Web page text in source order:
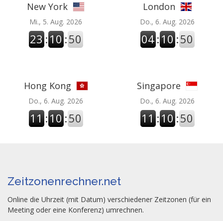
New York
Mi., 5. Aug. 2026
23 :10 :50
London
Do., 6. Aug. 2026
04 :10 :50
Hong Kong
Do., 6. Aug. 2026
11 :10 :50
Singapore
Do., 6. Aug. 2026
11 :10 :50
Zeitzonenrechner.net
Online die Uhrzeit (mit Datum) verschiedener Zeitzonen (für ein
Meeting oder eine Konferenz) umrechnen.